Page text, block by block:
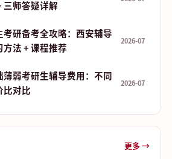
三师答疑详解
考研备考全攻略：西安辅导
方法 + 课程推荐
2026-07
薄弱考研生辅导费用：不同
比对比
2026-07
更多 →